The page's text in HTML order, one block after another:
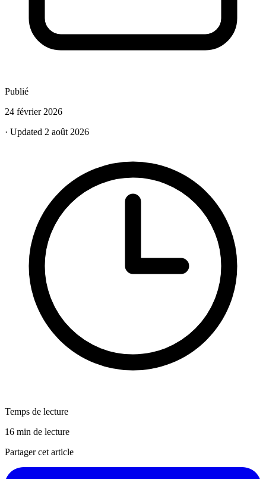
Publié
24 février 2026
· Updated 2 août 2026
Temps de lecture
16 min de lecture
Partager cet article